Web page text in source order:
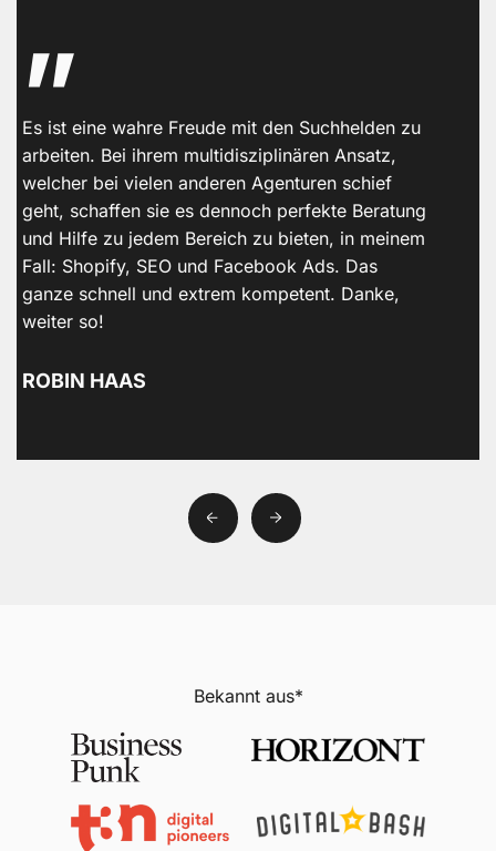
Es ist eine wahre Freude mit den Suchhelden zu
arbeiten. Bei ihrem multidisziplinären Ansatz,
welcher bei vielen anderen Agenturen schief
geht, schaffen sie es dennoch perfekte Beratung
und Hilfe zu jedem Bereich zu bieten, in meinem
Fall: Shopify, SEO und Facebook Ads. Das
ganze schnell und extrem kompetent. Danke,
weiter so!
ROBIN HAAS
Bekannt aus*